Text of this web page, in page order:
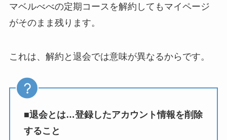
マベルべべの定期コースを解約してもマイページ
がそのまま残ります。
これは、解約と退会では意味が異なるからです。
■退会とは…登録したアカウント情報を削除
すること